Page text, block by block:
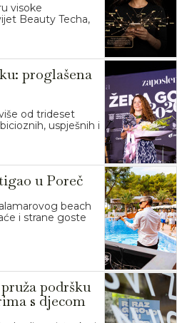
visoke
Beauty Techa,
proglašena
od trideset
uspješnih i
u Poreč
beach
i strane goste
podršku
s djecom